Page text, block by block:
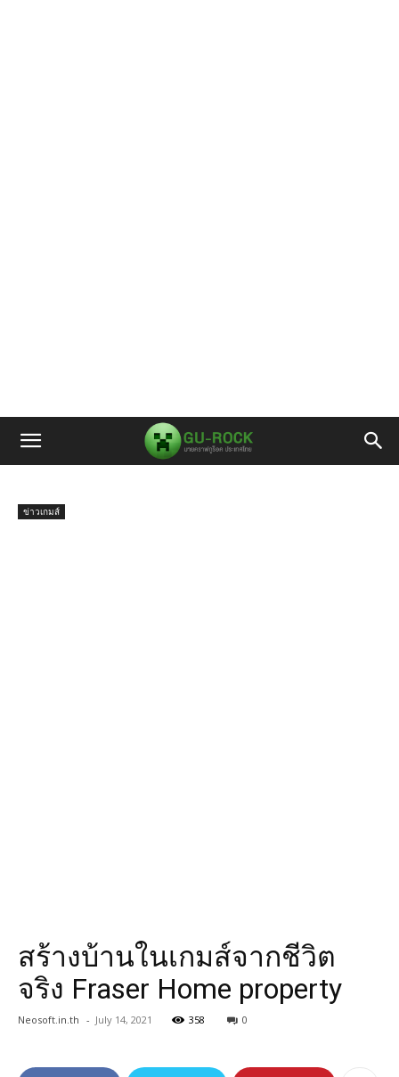
ข่าวเกมส์
สร้างบ้านในเกมส์จากชีวิต
จริง Fraser Home property
Neosoft.in.th - July 14, 2021 358 0